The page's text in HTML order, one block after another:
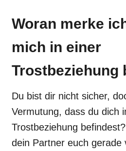
Woran merke
mich in einer
Trostbeziehung
Du bist dir nicht sicher,
Vermutung, dass du dich
Trostbeziehung
dein Partner euch gerade